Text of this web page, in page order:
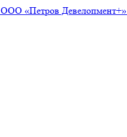
ООО «Петров Девелопмент+»